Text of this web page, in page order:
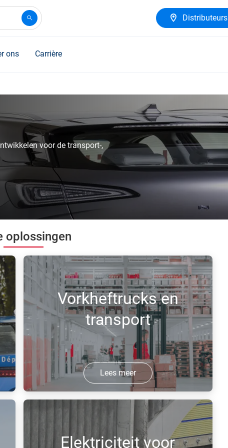
Distributeurs
ons Carrière
voor de transport-,
oplossingen
Vorkheftrucks en
transport
Lees meer
Waterstofaangedreven vrachtwagens
brandstofceltechnologie maken elke
operatie efficiënter en goedkoper.
Elektriciteit voor